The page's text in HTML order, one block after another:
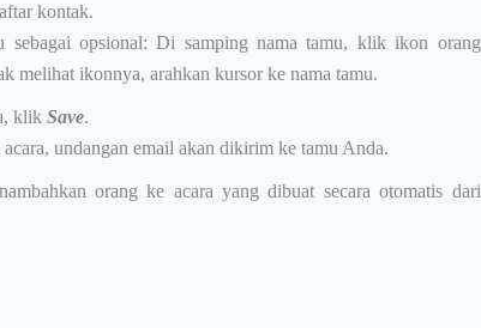
kontak.
sebagai opsional: Di samping nama tamu, klik ikon orang
melihat ikonnya, arahkan kursor ke nama tamu.
klikSave.
undangan email akan dikirim ke tamu Anda.
orang ke acara yang dibuat secara otomatis dari